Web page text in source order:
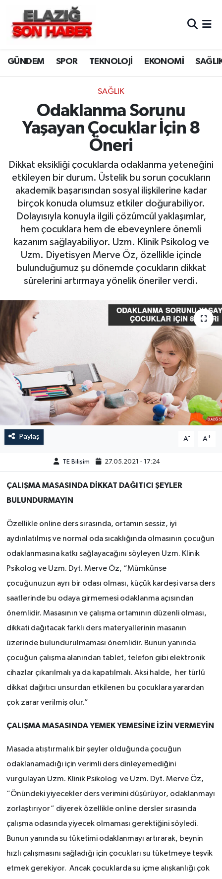
GÜNDEM SPOR TEKNOLOJİ EKONOMİ
SAĞLIK
Odaklanma Sorunu
Yaşayan Çocuklar İçin 8
Öneri
Dikkat eksikliği çocuklarda odaklanma yeteneğini
etkileyen bir durum. Üstelik bu sorun çocukların
akademik başarısından sosyal ilişkilerine kadar
birçok konuda olumsuz etkiler doğurabiliyor.
Dolayısıyla konuyla ilgili çözümcül yaklaşımlar,
hem çocuklara hem de ebeveynlere önemli
kazanım sağlayabiliyor. Uzm. Klinik Psikolog ve
Uzm. Diyetisyen Merve Öz, özellikle içinde
bulunduğumuz şu dönemde çocukların dikkat
sürelerini artırmaya yönelik öneriler verdi.
Paylaş A- A+
TE Bilişim 27.05.2021 - 17:24
ÇALIŞMA MASASINDA DİKKAT DAĞITICI ŞEYLER
BULUNDURMAYIN
Özellikle online ders sırasında, ortamın sessiz, iyi
aydınlatılmış ve normal oda sıcaklığında olmasının çocuğun
odaklanmasına katkı sağlayacağını söyleyen Uzm. Klinik
Psikolog ve Uzm. Dyt. Merve Öz, “Mümkünse
çocuğunuzun ayrı bir odası olması, küçük kardeşi varsa ders
saatlerinde bu odaya girmemesi odaklanma açısından
önemlidir. Masasının ve çalışma ortamının düzenli olması,
dikkati dağıtacak farklı ders materyallerinin masanın
üzerinde bulundurulmaması önemlidir. Bunun yanında
çocuğun çalışma alanından tablet, telefon gibi elektronik
cihazlar çıkarılmalı ya da kapatılmalı. Aksi halde, her türlü
dikkat dağıtıcı unsurdan etkilenen bu çocuklara yarardan
çok zarar verilmiş olur.”
ÇALIŞMA MASASINDA YEMEK YEMESİNE İZİN VERMEYİN
Masada atıştırmalık bir şeyler olduğunda çocuğun
odaklanamadığı için verimli ders dinleyemediğini
vurgulayan Uzm. Klinik Psikolog ve Uzm. Dyt. Merve Öz,
“Önündeki yiyecekler ders verimini düşürüyor, odaklanmayı
zorlaştırıyor” diyerek özellikle online dersler sırasında
çalışma odasında yiyecek olmaması gerektiğini söyledi.
Bunun yanında su tüketimi odaklanmayı artırarak, beynin
hızlı çalışmasını sağladığı için çocukları su tüketmeye teşvik
etmek gerekiyor. Ancak çocuklarda su içme alışkanlığı çok
CANLI YAYIN
ASAYİŞ
BİLİM VE TEKNOLOJİ
DÜNYA
EĞİTİM
EKONOMİ
ELAZIĞ
GENEL
GÜNDEM
HABERDE İNSAN
MAGAZİN
MEDYA
ÖZEL HABER
POLİTİKA
SAĞLIK
SİYASET
Merkez Hava Durumu
Merkez Trafik Yoğunluk Haritası
Süper Lig Puan Durumu ve Fikstür
Tüm Manşetler
Son Dakika Haberleri
Haber Arşivi